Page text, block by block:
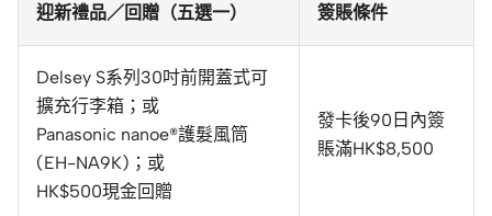
迎新禮品／回贈（五選一） 簽賬條件
Delsey S系列30吋前開蓋式可
擴充行李箱；或
Panasonic nanoe®護髮風筒
(EH-NA9K)；或
HK$500現金回贈
發卡後90日內簽
賬滿HK$8,500